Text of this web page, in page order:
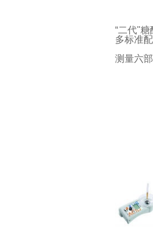
“二代"糖
多标准
测量六